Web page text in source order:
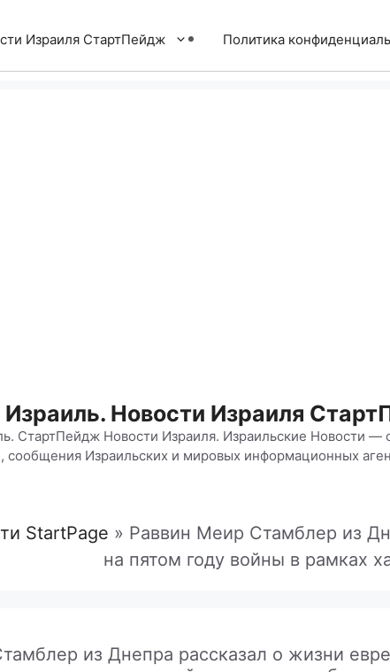
Израиля СтартПейдж Политика
Новости Израиля
СтартПейдж Новости Израиля. Израильские Новости
сообщения Израильских и мировых информационных
StartPage » Раввин Меир Стамблер из
на пятом году войны в рамках
из Днепра рассказал о жизни